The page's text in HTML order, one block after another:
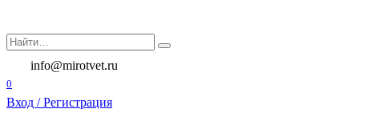
содержанию
Search
for:
info@mirotvet.ru
0
Вход / Регистрация